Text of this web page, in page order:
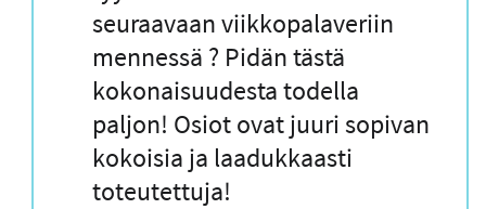
a
u
s
seuraavaan viikkopalaveriin
mennessä ? Pidän tästä
kokonaisuudesta todella
paljon! Osiot ovat juuri sopivan
kokoisia ja laadukkaasti
toteutettuja!